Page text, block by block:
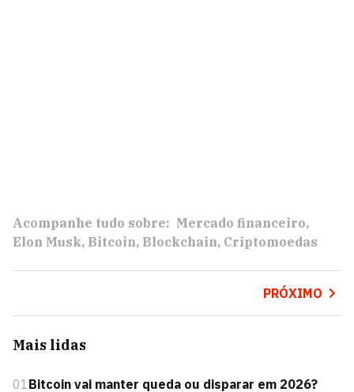
Acompanhe tudo sobre: Mercado financeiro
Elon Musk Bitcoin Blockchain Criptomoedas
PRÓXIMO
Mais lidas
01Bitcoin vai manter queda ou disparar em 2026?